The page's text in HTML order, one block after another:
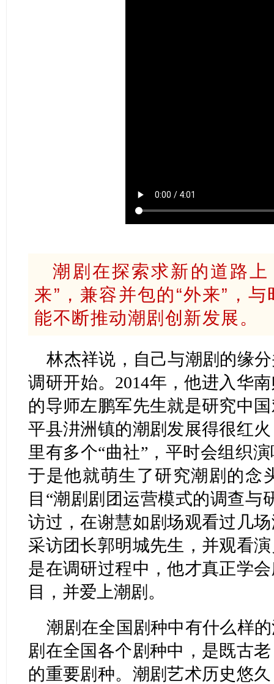
潮剧在探索求新的道路
来”，兼容并包的“外来”，
能不断推动潮剧创新发展。
林杰祥说，自己与潮剧的缘
调研开始。2014年，他进入华
的导师左鹏军先生就是研究中
平县汫洲镇的潮剧发展得很红
里有多个“曲社”，平时会组织
于是他就萌生了研究潮剧的念
目“潮剧剧团运营模式的调查与
访过，在谢慧如剧场观看过几
采访团长郭明城先生，并观看
是在调研过程中，他才真正学
目，并爱上潮剧。
潮剧在全国剧种中有什么样
剧在全国各个剧种中，是既古
的重要剧种。潮剧艺术历史悠